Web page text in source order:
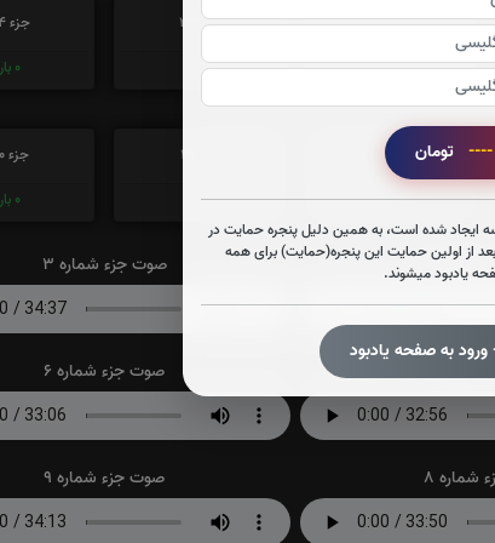
---- تومان
ایجاد شده است، به همین دلیل پنجره حمایت در
از اولین حمایت این پنجره(حمایت) برای همه
یادبود میشوند.
به صفحه یادبود
جزء 22
0بار
جزء 23
0
جزء 24
0 بار
0بار
0بار
جزء 30
0 بار
شماره 2 صوت جزء شماره 3
شماره 5 صوت جزء شماره 6
8 صوت جزء شماره 9